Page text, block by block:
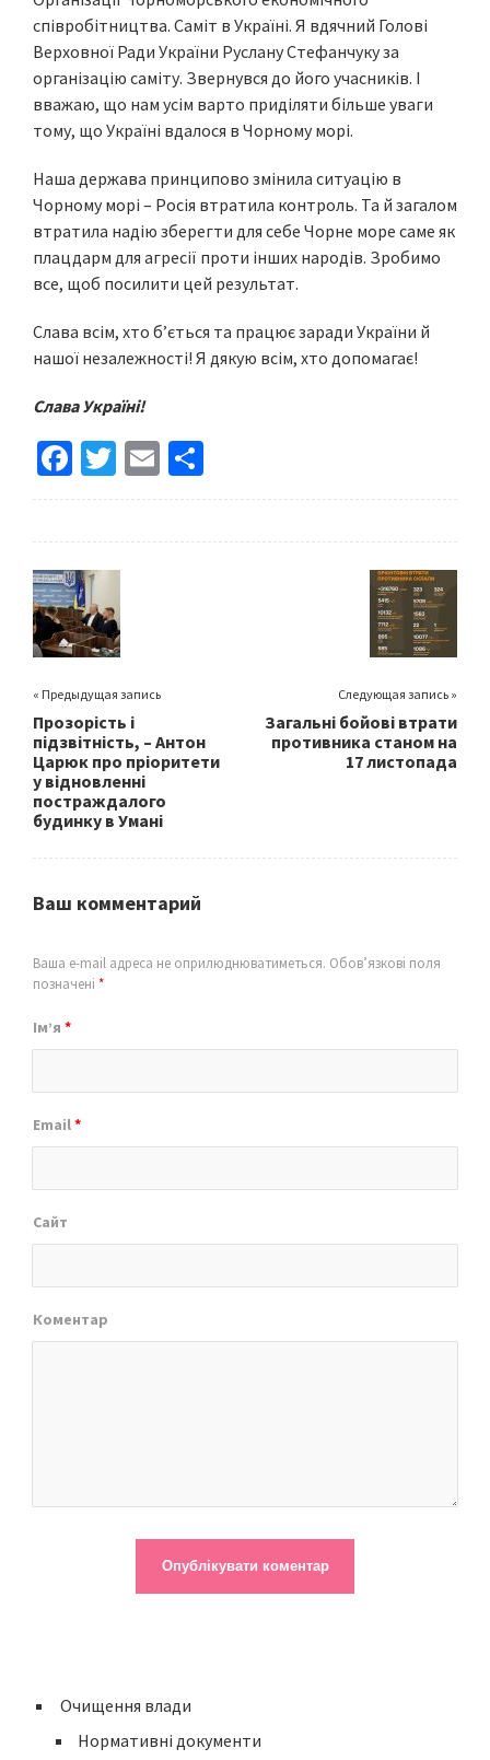
співробітництва. Саміт в Україні. Я вдячний Голові
Верховної Ради України Руслану Стефанчуку за
організацію саміту. Звернувся до його учасників. І
вважаю, що нам усім варто приділяти більше уваги
тому, що Україні вдалося в Чорному морі.
Наша держава принципово змінила ситуацію в
Чорному морі – Росія втратила контроль. Та й загалом
втратила надію зберегти для себе Чорне море саме як
плацдарм для агресії проти інших народів. Зробимо
все, щоб посилити цей результат.
Слава всім, хто б’ється та працює заради України й
нашої незалежності! Я дякую всім, хто допомагає!
Слава Україні!
Fa
ce
o
o
k
T
wi
er
E
m h
« Предыдущая запись
Прозорість і
підзвітність, – Антон
Царюк про пріоритети
у відновленні
постраждалого
будинку в Умані
Следующая запись »
Загальні бойові втрати
противника станом на
17 листопада
Ваш комментарий
Ваша e-mail адреса не оприлюднюватиметься. Обов’язкові поля
позначені *
Ім’я *
Email*
Сайт
Коментар
Очищення влади
Нормативні документи